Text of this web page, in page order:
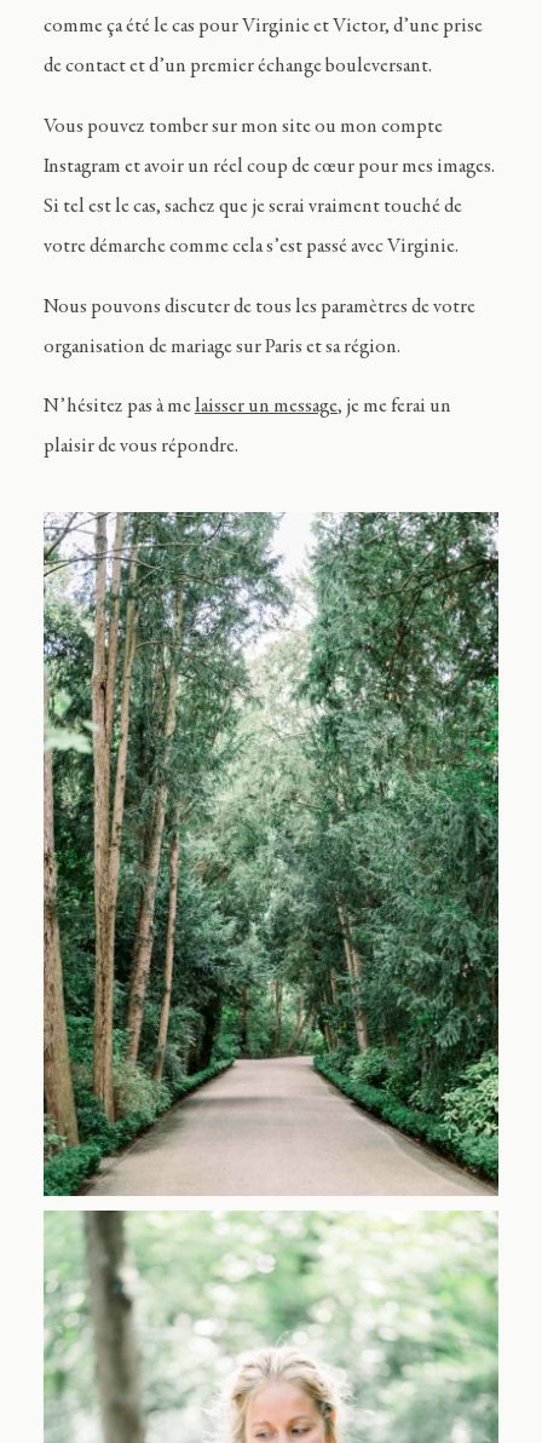
comme ça été le cas pour Virginie et Victor, d’une prise
de contact et d’un premier échange bouleversant.
Vous pouvez tomber sur mon site ou mon compte
Instagram et avoir un réel coup de cœur pour mes images.
Si tel est le cas, sachez que je serai vraiment touché de
votre démarche comme cela s’est passé avec Virginie.
Nous pouvons discuter de tous les paramètres de votre
organisation de mariage sur Paris et sa région.
N’hésitez pas à melaisser un message, je me ferai un
plaisir de vous répondre.